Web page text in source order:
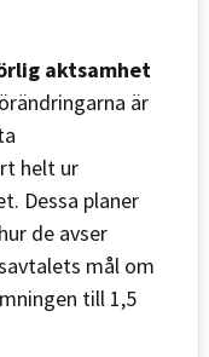
aktsamhet
är
helt ur
Dessa planer
de avser
mål om
till 1,5